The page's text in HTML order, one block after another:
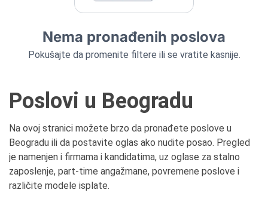
Nema pronađenih poslova
Pokušajte da promenite filtere ili se vratite kasnije.
Poslovi u Beogradu
Na ovoj stranici možete brzo da pronađete poslove u
Beogradu ili da postavite oglas ako nudite posao. Pregled
je namenjen i firmama i kandidatima, uz oglase za stalno
zaposlenje, part-time angažmane, povremene poslove i
različite modele isplate.